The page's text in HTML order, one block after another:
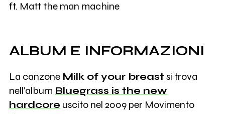
ft. Matt the man machine
ALBUM E INFORMAZIONI
La canzone Milk of your breast si trova
nell'album Bluegrass is the new
hardcore uscito nel 2009 per Movimento